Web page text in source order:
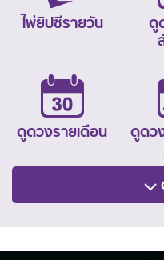
ไพ่ยิปซีรายวัน
ดู
ดูดวงรายเดือน
ดูดว